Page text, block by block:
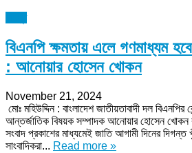
বিএনপি ক্ষমতায় এলে গণমাধ্যম
: আনোয়ার হোসেন খোকন
November 21, 2024
মোঃ মহিউদ্দিন : বাংলাদেশ জাতীয়তাবাদী দল বিএনপির
আন্তর্জাতিক বিষয়ক সম্পাদক আনোয়ার হোসেন খোকন
সংবাদ প্রকাশের মাধ্যমেই জাতি আগামী দিনের দিগন্ত
সাংবাদিকরা... Read more »